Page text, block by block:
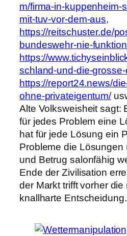
m/firma-in-kuppenheim-
mit-tuv-vor-dem-aus,
https://reitschuster.de/
bundeswehr-nie-
https://
schland-und-die-
https://report24.news/
ohne-privateigentum/
Alte Volksweisheit sagt:
für jedes Problem eine
hat für jede Lösung ein
Probleme die Lösungen
und Betrug salonfähig
Ende der Zivilisation
der Markt trifft vorher die
knallharte Entscheidung.